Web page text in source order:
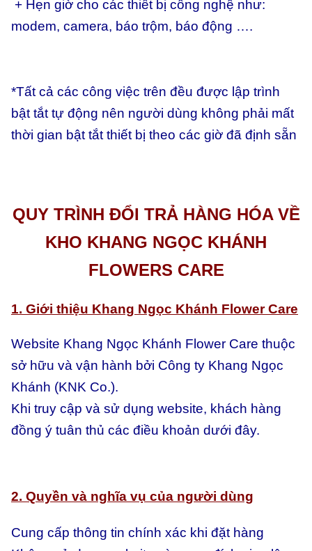
+ Hẹn giờ cho các thiết bị công nghệ như:
modem, camera, báo trộm, báo động ….
*Tất cả các công việc trên đều được lập trình
bật tắt tự động nên người dùng không phải mất
thời gian bật tắt thiết bị theo các giờ đã định sẵn
QUY TRÌNH ĐỔI TRẢ HÀNG HÓA VỀ
KHO KHANG NGỌC KHÁNH
FLOWERS CARE
1. Giới thiệu Khang Ngọc Khánh Flower Care
Website Khang Ngọc Khánh Flower Care thuộc
sở hữu và vận hành bởi Công ty Khang Ngọc
Khánh (KNK Co.).
Khi truy cập và sử dụng website, khách hàng
đồng ý tuân thủ các điều khoản dưới đây.
2. Quyền và nghĩa vụ của người dùng
Cung cấp thông tin chính xác khi đặt hàng